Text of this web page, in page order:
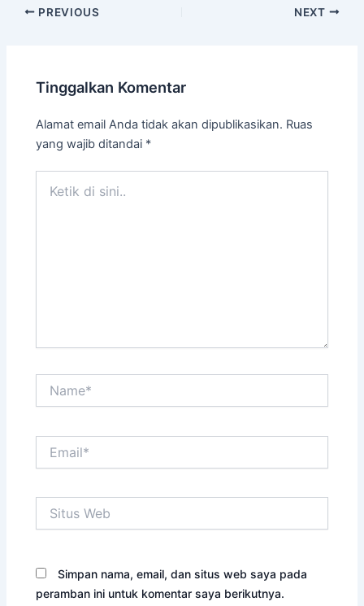
PREVIOUS NEXT
Tinggalkan Komentar
Alamat email Anda tidak akan dipublikasikan. Ruas
yang wajib ditandai *
Web
Simpan nama, email, dan situs web saya pada
peramban ini untuk komentar saya berikutnya.